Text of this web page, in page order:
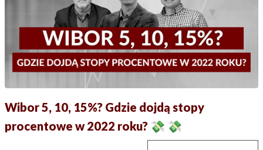
Wibor 5, 10, 15%? Gdzie dojdą stopy
procentowe w 2022 roku? 💸 💸